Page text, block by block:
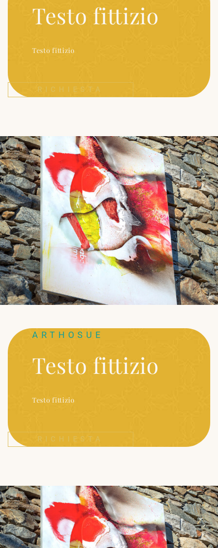
Testo fittizio
Testo fittizio
RICHIESTA
ARTHOSUE
Testo fittizio
Testo fittizio
RICHIESTA